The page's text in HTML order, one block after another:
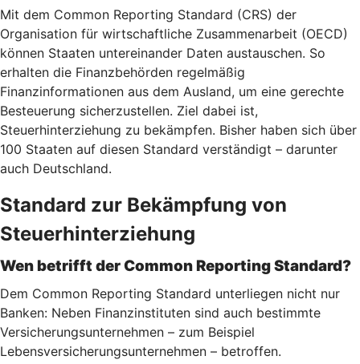
Mit dem Common Reporting Standard (CRS) der
Organisation für wirtschaftliche Zusammenarbeit (OECD)
können Staaten untereinander Daten austauschen. So
erhalten die Finanzbehörden regelmäßig
Finanzinformationen aus dem Ausland, um eine gerechte
Besteuerung sicherzustellen. Ziel dabei ist,
Steuerhinterziehung zu bekämpfen. Bisher haben sich über
100 Staaten auf diesen Standard verständigt – darunter
auch Deutschland.
Standard zur Bekämpfung von
Steuerhinterziehung
Wen betrifft der Common Reporting Standard?
Dem Common Reporting Standard unterliegen nicht nur
Banken: Neben Finanzinstituten sind auch bestimmte
Versicherungsunternehmen – zum Beispiel
Lebensversicherungs­unternehmen – betroffen.